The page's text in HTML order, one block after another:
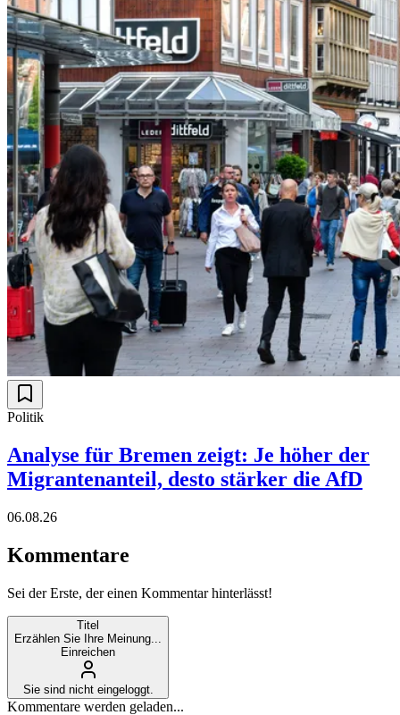
Politik
Analyse für Bremen zeigt: Je höher der
Migrantenanteil, desto stärker die AfD
06.08.26
Kommentare
Sei der Erste, der einen Kommentar hinterlässt!
Titel
Erzählen Sie Ihre Meinung...
Einreichen
Sie sind nicht eingeloggt.
Kommentare werden geladen...